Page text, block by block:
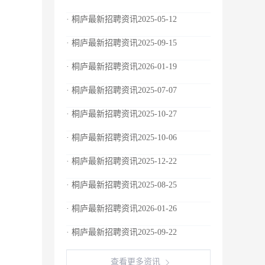
· 桐庐最新招聘资讯2025-05-12
· 桐庐最新招聘资讯2025-09-15
· 桐庐最新招聘资讯2026-01-19
· 桐庐最新招聘资讯2025-07-07
· 桐庐最新招聘资讯2025-10-27
· 桐庐最新招聘资讯2025-10-06
· 桐庐最新招聘资讯2025-12-22
· 桐庐最新招聘资讯2025-08-25
· 桐庐最新招聘资讯2026-01-26
· 桐庐最新招聘资讯2025-09-22
查看更多资讯